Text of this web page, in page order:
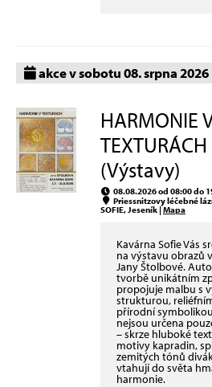
akce v sobotu 08. srpna 2026
HARMONIE
TEXTURÁCH
(Výstavy)
08.08.2026 od 08:00 do
Priessnitzovy léčebné
SOFIE, Jeseník |Mapa
Kavárna Sofie Vás
na výstavu obrazů
Jany Štolbové.
tvorbě unikátním
propojuje malbu s
strukturou,
přírodní
nejsou určena
– skrze hluboké
motivy kapradin,
zemitých tónů
vtahují do světa
harmonie.